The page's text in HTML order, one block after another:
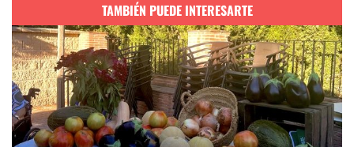
TAMBIÉN PUEDE INTERESARTE